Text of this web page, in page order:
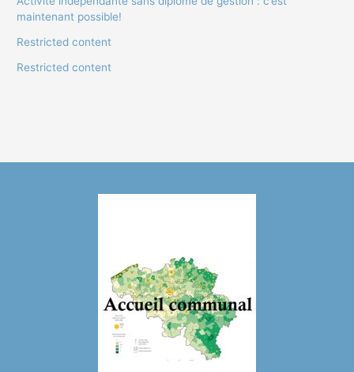
maintenant possible!
Restricted content
Restricted content